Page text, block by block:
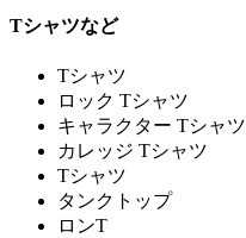
Tシャツなど
Tシャツ
ロック Tシャツ
キャラクター Tシャツ
カレッジ Tシャツ
Tシャツ
タンクトップ
ロンT